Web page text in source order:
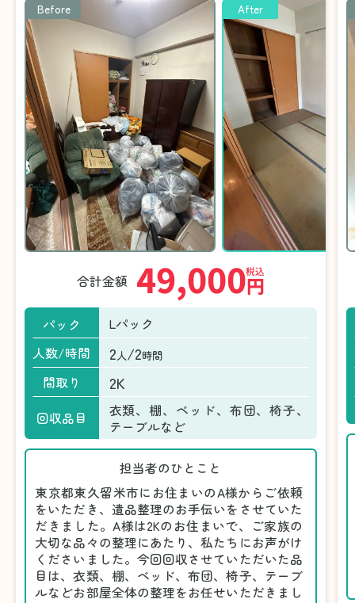
Before After
合計金額 49,000円
税込
パック
Lパック
人数/時間
2人/2時間
間取り 2K
回収品目
衣類、棚、ベッド、布団、椅子、
テーブルなど
担当者のひとこと
東京都東久留米市にお住まいのA様からご依頼
をいただき、遺品整理のお手伝いをさせていた
だきました。A様は2Kのお住まいで、ご家族の
大切な品々の整理にあたり、私たちにお声がけ
くださいました。今回回収させていただいた品
目は、衣類、棚、ベッド、布団、椅子、テーブ
ルなどお部屋全体の整理をお任せいただきまし